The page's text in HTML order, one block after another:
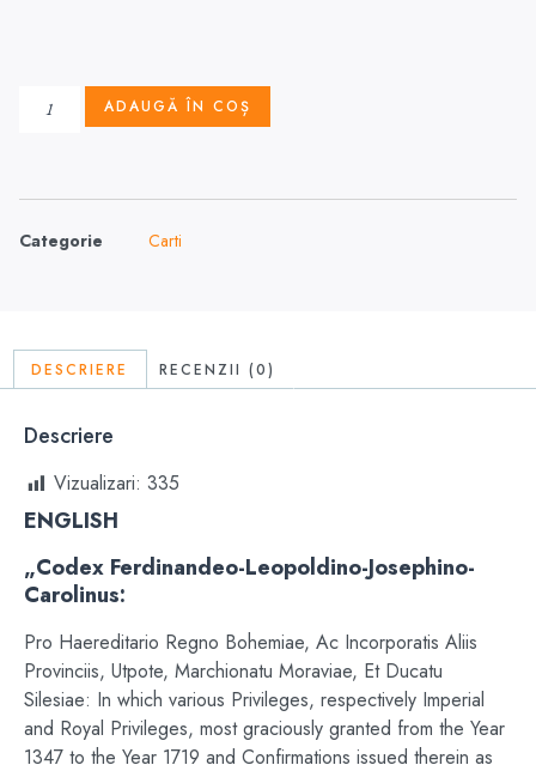
ADAUGĂ ÎN COȘ
Categorie Carti
DESCRIERE RECENZII (0)
Descriere
Vizualizari: 335
ENGLISH
„Codex Ferdinandeo-Leopoldino-Josephino-
Carolinus:
Pro Haereditario Regno Bohemiae, Ac Incorporatis Aliis
Provinciis, Utpote, Marchionatu Moraviae, Et Ducatu
Silesiae: In which various Privileges, respectively Imperial
and Royal Privileges, most graciously granted from the Year
1347 to the Year 1719 and Confirmations issued therein as